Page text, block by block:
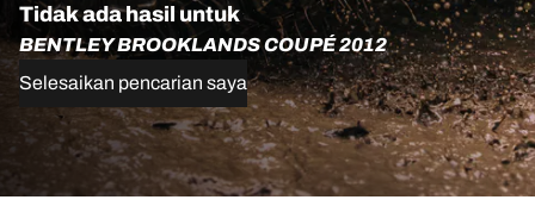
Tidak ada hasil untuk
BENTLEY BROOKLANDS COUPÉ 2012
Selesaikan pencarian saya